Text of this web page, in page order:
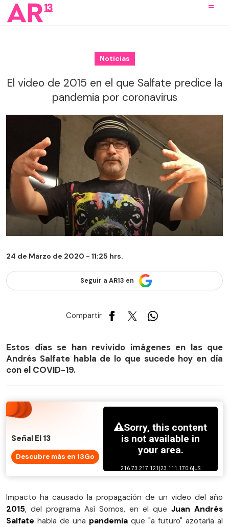
Noticias
El video de 2015 en el que Salfate predice la
pandemia por coronavirus
24 de Marzo de 2020 - 11:25 hrs.
Seguir a AR13 en
Compartir
Estos días se han revivido imágenes en las que
Andrés Salfate habla de lo que sucede hoy en día
con el COVID-19.
Señal El 13
Descubre más en 13Go
Impacto ha causado la propagación de un video del año
2015, del programa Así Somos, en el que Juan Andrés
Salfate habla de una pandemia que "a futuro" azotaría al